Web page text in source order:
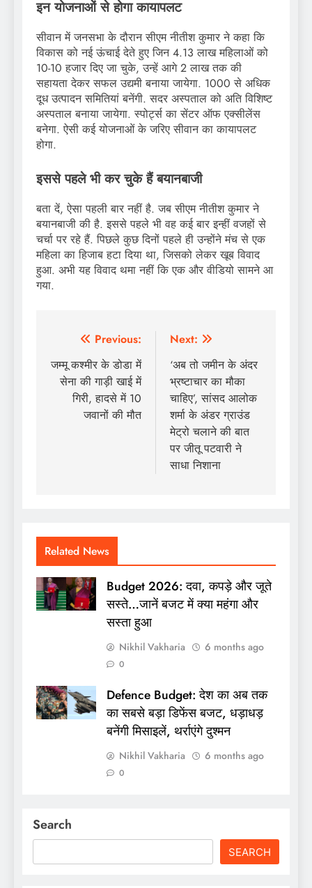
इन योजनाओं से होगा कायापलट
सीवान में जनसभा के दौरान सीएम नीतीश कुमार ने कहा कि
विकास को नई ऊंचाई देते हुए जिन 4.13 लाख महिलाओं को
10-10 हजार दिए जा चुके, उन्हें आगे 2 लाख तक की
सहायता देकर सफल उद्यमी बनाया जायेगा. 1000 से अधिक
दूध उत्पादन समितियां बनेंगी. सदर अस्पताल को अति विशिष्ट
अस्पताल बनाया जायेगा. स्पोर्ट्स का सेंटर ऑफ एक्सीलेंस
बनेगा. ऐसी कई योजनाओं के जरिए सीवान का कायापलट
होगा.
इससे पहले भी कर चुके हैं बयानबाजी
बता दें, ऐसा पहली बार नहीं है. जब सीएम नीतीश कुमार ने
बयानबाजी की है. इससे पहले भी वह कई बार इन्हीं वजहों से
चर्चा पर रहे हैं. पिछले कुछ दिनों पहले ही उन्होंने मंच से एक
महिला का हिजाब हटा दिया था, जिसको लेकर खूब विवाद
हुआ. अभी यह विवाद थमा नहीं कि एक और वीडियो सामने आ
गया.
Post
navigation
Previous:
जम्मू कश्मीर के डोडा में
सेना की गाड़ी खाई में
गिरी, हादसे में 10
जवानों की मौत
Next:
‘अब तो जमीन के अंदर
भ्रष्टाचार का मौका
चाहिए’, सांसद आलोक
शर्मा के अंडर ग्राउंड
मेट्रो चलाने की बात
पर जीतू पटवारी ने
साधा निशाना
Related News
Budget 2026: दवा, कपड़े और जूते
सस्ते…जानें बजट में क्या महंगा और
सस्ता हुआ
Nikhil Vakharia 6 months ago
0
Defence Budget: देश का अब तक
का सबसे बड़ा डिफेंस बजट, धड़ाधड़
बनेंगी मिसाइलें, थर्राएंगे दुश्मन
Nikhil Vakharia 6 months ago
0
Search
SEARCH